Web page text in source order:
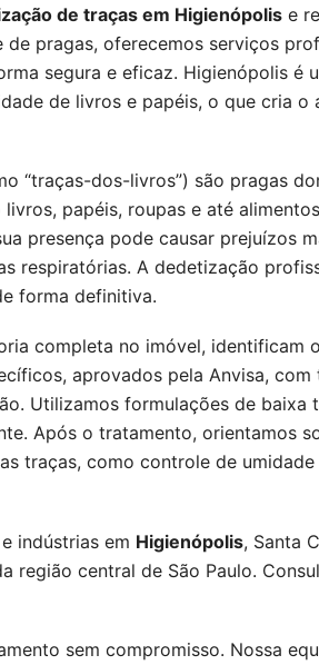
de traças em Higienópolis e
pragas, oferecemos serviços
segura e eficaz. Higienópolis é
de livros e papéis, o que cria o
“traças-dos-livros”) são pragas
papéis, roupas e até
presença pode causar prejuízos
respiratórias. A dedetização
forma definitiva.
completa no imóvel, identificam
aprovados pela Anvisa, com
Utilizamos formulações de baixa
Após o tratamento, orientamos
traças, como controle de
indústrias em Higienópolis, Santa
região central de São Paulo.
sem compromisso. Nossa